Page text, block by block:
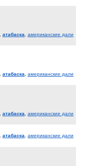
атабаска американские дали
атабаска американские дали
атабаска американские дали
атабаска американские дали